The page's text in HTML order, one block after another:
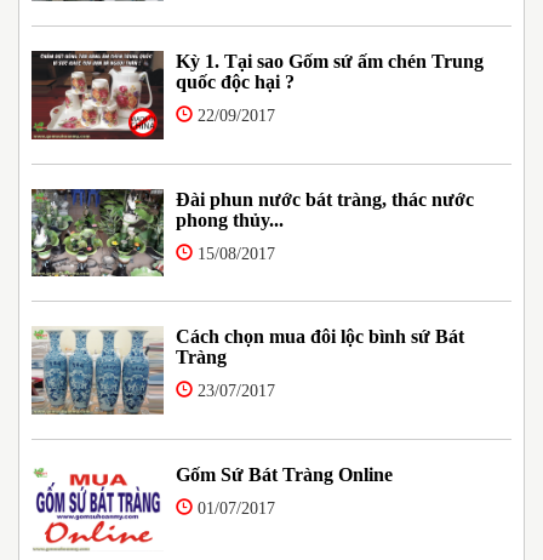
Kỳ 1. Tại sao Gốm sứ ấm chén Trung
quốc độc hại ?
22/09/2017
Đài phun nước bát tràng, thác nước
phong thủy...
15/08/2017
Cách chọn mua đôi lộc bình sứ Bát
Tràng
23/07/2017
Gốm Sứ Bát Tràng Online
01/07/2017